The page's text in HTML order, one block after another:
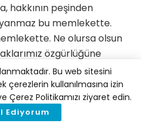
hakkının peşinden
bu memlekette.
Ne olursa olsun
özgürlüğüne
etmeye devam
tahliyemin esas kaynağı
bu meşru
benim köylülerimin,
Bu web sitesini
kullanılmasına izin
Çerez Politikamızı ziyaret edin.
Ediyorum